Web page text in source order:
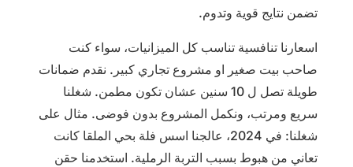
تضمن نتايج قوية وتدوم.
اسعارنا تنافسية تناسب كل الميزانيات، سواء كنت
صاحب بيت صغير او مشروع تجاري كبير. نقدم ضمانات
طويلة تصل ل 10 سنين عشان تكون مطمن. شغلنا
سريع ومرتب، ونكمل المشروع بدون فوضى. مثال على
شغلنا: في 2024، عالجنا اسس فلة بحي الملقا كانت
تعاني من هبوط بسبب التربة الرملية. استخدمنا حقن